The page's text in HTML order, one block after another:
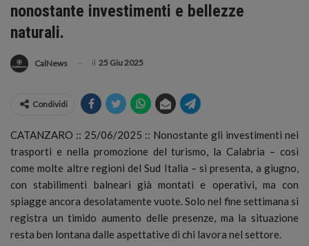
nonostante investimenti e bellezze
naturali.
CalNews il 25 Giu 2025
Condividi
CATANZARO :: 25/06/2025 :: Nonostante gli investimenti nei
trasporti e nella promozione del turismo, la Calabria – così
come molte altre regioni del Sud Italia – si presenta, a giugno,
con stabilimenti balneari già montati e operativi, ma con
spiagge ancora desolatamente vuote. Solo nel fine settimana si
registra un timido aumento delle presenze, ma la situazione
resta ben lontana dalle aspettative di chi lavora nel settore.